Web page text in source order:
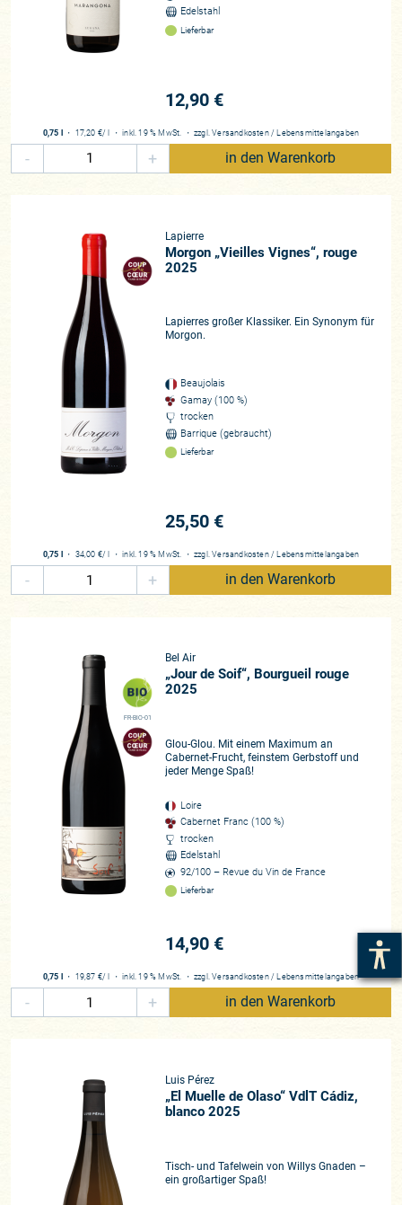
Edelstahl
Lieferbar
12,90 €
0,75 l ・ 17,20 €/ l ・inkl. 19 % MwSt. ・ zzgl.Versandkosten / Lebensmittelangaben
- + in den Warenkorb
Lapierre
Morgon „Vieilles Vignes“, rouge
2025
Lapierres großer Klassiker. Ein Synonym für
Morgon.
Beaujolais
Gamay (100 %)
trocken
Barrique (gebraucht)
Lieferbar
25,50 €
0,75 l ・ 34,00 €/ l ・inkl. 19 % MwSt. ・ zzgl.Versandkosten / Lebensmittelangaben
- + in den Warenkorb
FR-BIO-01
Bel Air
„Jour de Soif“, Bourgueil rouge
2025
Glou-Glou. Mit einem Maximum an
Cabernet-Frucht, feinstem Gerbstoff und
jeder Menge Spaß!
Loire
Cabernet Franc (100 %)
trocken
Edelstahl
92/100 – Revue du Vin de France
Lieferbar
14,90 €
0,75 l ・ 19,87 €/ l ・inkl. 19 % MwSt. ・ zzgl.Versandkosten / Lebensmittelangaben
- + in den Warenkorb
Luis Pérez
„El Muelle de Olaso“ VdlT Cádiz,
blanco 2025
Tisch- und Tafelwein von Willys Gnaden –
ein großartiger Spaß!